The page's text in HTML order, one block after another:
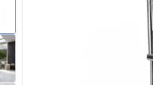
Vonios dušo padėklai
Linijiniai dušo kanalai